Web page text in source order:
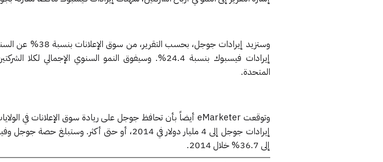
وستزيد إيرادات جوجل،
المتحدة.
وتوقعت eMarketer أيضاً بأن تحافظ جوجل على ريادة سوق الإعلانات في
إيرادات جوجل إلى 4 مليار دولار في 2014، أو حتى أكثر.
إلى 36.7% خلال 2014.